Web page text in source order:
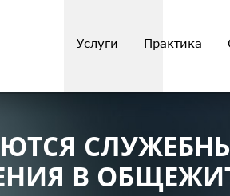
Услуги Практика
В